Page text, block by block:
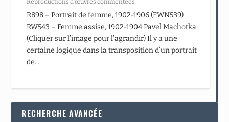
Reproductions d’œuvres commentées
R898 – Portrait de femme, 1902-1906 (FWN539)
RW543 – Femme assise, 1902-1904 Pavel Machotka
(Cliquer sur l’image pour l’agrandir) Il y a une
certaine logique dans la transposition d’un portrait
de...
RECHERCHE AVANCÉE